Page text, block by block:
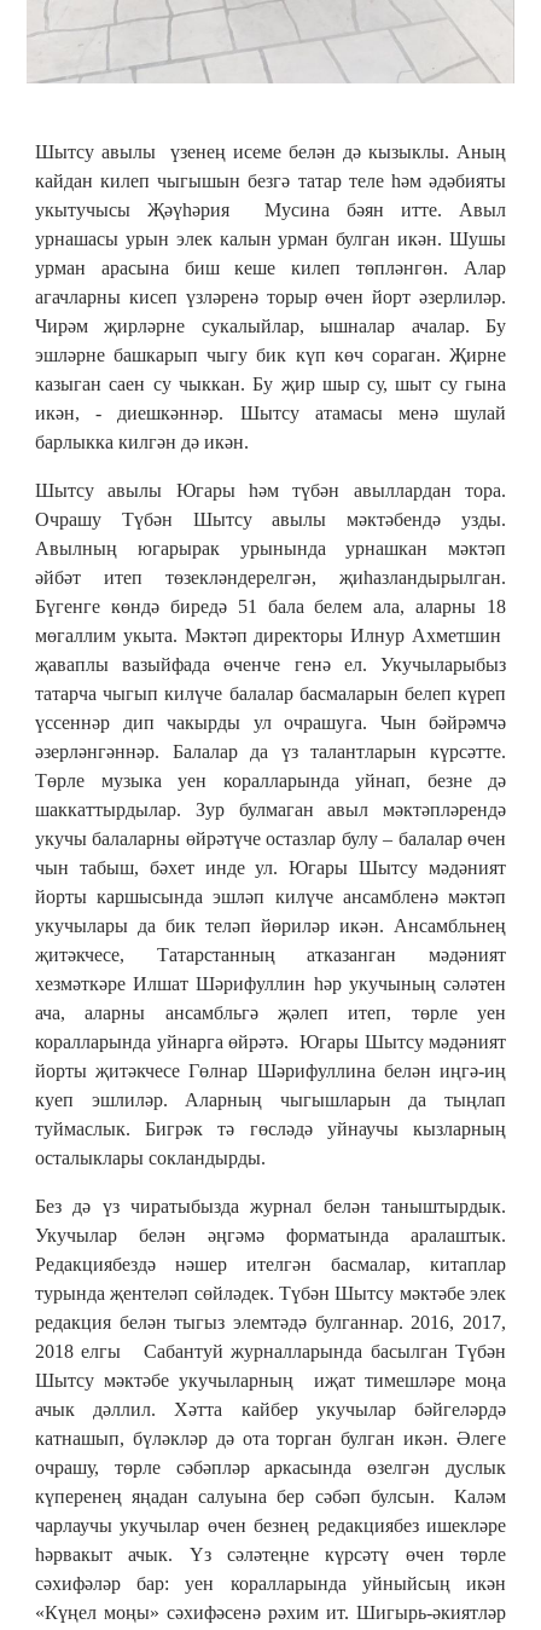
Шытсу авылы үзенең исеме белән дә кызыклы. Аның
кайдан килеп чыгышын безгә татар теле һәм әдәбияты
укытучысы Җәүһәрия Мусина бәян итте. Авыл
урнашасы урын элек калын урман булган икән. Шушы
урман арасына биш кеше килеп төпләнгөн. Алар
агачларны кисеп үзләренә торыр өчен йорт әзерлиләр.
Чирәм җирләрне сукалыйлар, ышналар ачалар. Бу
эшләрне башкарып чыгу бик күп көч сораган. Җирне
казыган саен су чыккан. Бу җир шыр су, шыт су гына
икән, - диешкәннәр. Шытсу атамасы менә шулай
барлыкка килгән дә икән.
Шытсу авылы Югары һәм түбән авыллардан тора.
Очрашу Түбән Шытсу авылы мәктәбендә узды.
Авылның югарырак урынында урнашкан мәктәп
әйбәт итеп төзекләндерелгән, җиһазландырылган.
Бүгенге көндә биредә 51 бала белем ала, аларны 18
мөгаллим укыта. Мәктәп директоры Илнур Ахметшин
җаваплы вазыйфада өченче генә ел. Укучыларыбыз
татарча чыгып килүче балалар басмаларын белеп күреп
үссеннәр дип чакырды ул очрашуга. Чын бәйрәмчә
әзерләнгәннәр. Балалар да үз талантларын күрсәтте.
Төрле музыка уен коралларында уйнап, безне дә
шаккаттырдылар. Зур булмаган авыл мәктәпләрендә
укучы балаларны өйрәтүче остазлар булу – балалар өчен
чын табыш, бәхет инде ул. Югары Шытсу мәдәният
йорты каршысында эшләп килүче ансамбленә мәктәп
укучылары да бик теләп йөриләр икән. Ансамбльнең
җитәкчесе, Татарстанның атказанган мәдәният
хезмәткәре Илшат Шәрифуллин һәр укучының сәләтен
ача, аларны ансамбльгә җәлеп итеп, төрле уен
коралларында уйнарга өйрәтә. Югары Шытсу мәдәният
йорты җитәкчесе Гөлнар Шәрифуллина белән иңгә-иң
куеп эшлиләр. Аларның чыгышларын да тыңлап
туймаслык. Бигрәк тә гөсләдә уйнаучы кызларның
осталыклары сокландырды.
Без дә үз чиратыбызда журнал белән таныштырдык.
Укучылар белән әңгәмә форматында аралаштык.
Редакциябездә нәшер ителгән басмалар, китаплар
турында җентеләп сөйләдек. Түбән Шытсу мәктәбе элек
редакция белән тыгыз элемтәдә булганнар. 2016, 2017,
2018 елгы Сабантуй журналларында басылган Түбән
Шытсу мәктәбе укучыларның иҗат тимешләре моңа
ачык дәллил. Хәтта кайбер укучылар бәйгеләрдә
катнашып, бүләкләр дә ота торган булган икән. Әлеге
очрашу, төрле сәбәпләр аркасында өзелгән дуслык
күперенең яңадан салуына бер сәбәп булсын. Каләм
чарлаучы укучылар өчен безнең редакциябез ишекләре
һәрвакыт ачык. Үз сәләтеңне күрсәтү өчен төрле
сәхифәләр бар: уен коралларында уйныйсың икән
«Күңел моңы» сәхифәсенә рәхим ит. Шигырь-әкиятләр